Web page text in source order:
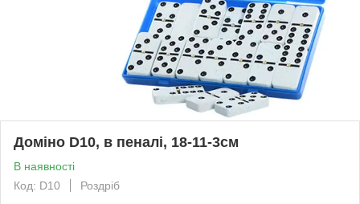
Доміно D10, в пеналі, 18-11-3см
В наявності
Код: D10
Роздріб